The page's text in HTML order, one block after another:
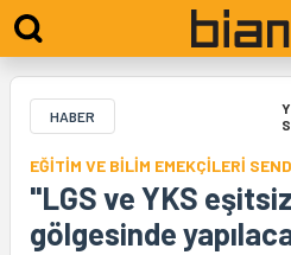
HABER
EĞİTİM VE BİLİM EMEKÇİLERİ
"LGS ve YKS
gölgesinde